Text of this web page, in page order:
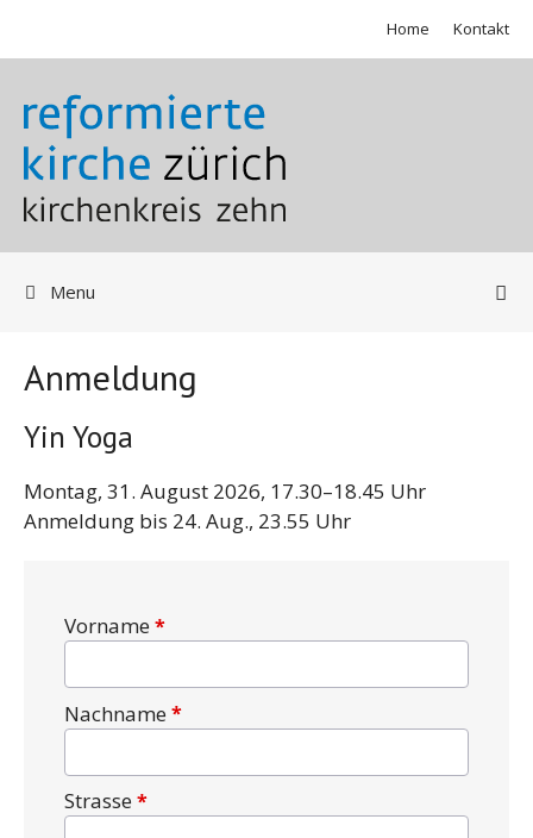
Home Kontakt
Menu
Anmeldung
Yin Yoga
Montag, 31. August 2026, 17.30–18.45 Uhr
Anmeldung bis 24. Aug., 23.55 Uhr
Vorname
Nachname
Strasse